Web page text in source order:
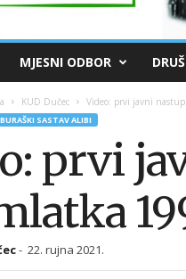
MJESNI ODBOR
KUD Dučec Video: prvi javni
SASTAV ALIBI
prvi
- 22. rujna 2021.